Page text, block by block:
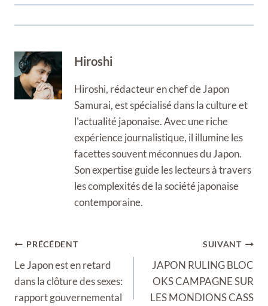
Hiroshi
Hiroshi, rédacteur en chef de Japon
Samurai, est spécialisé dans la culture et
l'actualité japonaise. Avec une riche
expérience journalistique, il illumine les
facettes souvent méconnues du Japon.
Son expertise guide les lecteurs à travers
les complexités de la société japonaise
contemporaine.
Navigation
de
l’article
PRÉCÉDENT
Le Japon est en retard
dans la clôture des sexes:
rapport gouvernemental
SUIVANT
JAPON RULING BLOC
OKS CAMPAGNE SUR
LES MONDIONS CASS